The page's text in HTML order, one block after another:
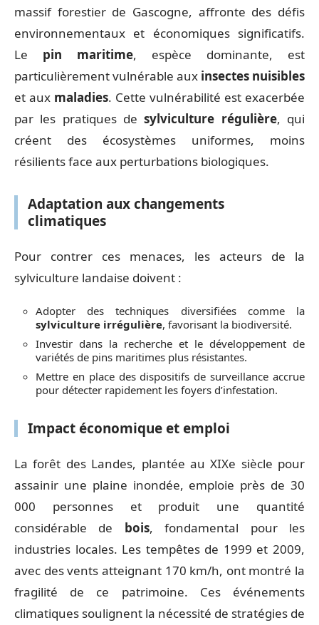
massif forestier de Gascogne, affronte des défis
environnementaux et économiques significatifs.
Le pin maritime, espèce dominante, est
particulièrement vulnérable aux insectes nuisibles
et aux maladies. Cette vulnérabilité est exacerbée
par les pratiques desylviculture régulière, qui
créent des écosystèmes uniformes, moins
résilients face aux perturbations biologiques.
Adaptation aux changements
climatiques
Pour contrer ces menaces, les acteurs de la
sylviculture landaise doivent :
Adopter des techniques diversifiées comme la
sylviculture irrégulière, favorisant la biodiversité.
Investir dans la recherche et le développement de
variétés de pins maritimes plus résistantes.
Mettre en place des dispositifs de surveillance accrue
pour détecter rapidement les foyers d’infestation.
Impact économique et emploi
La forêt des Landes, plantée au XIXe siècle pour
assainir une plaine inondée, emploie près de 30
000 personnes et produit une quantité
considérable de bois, fondamental pour les
industries locales. Les tempêtes de 1999 et 2009,
avec des vents atteignant 170 km/h, ont montré la
fragilité de ce patrimoine. Ces événements
climatiques soulignent la nécessité de stratégies de